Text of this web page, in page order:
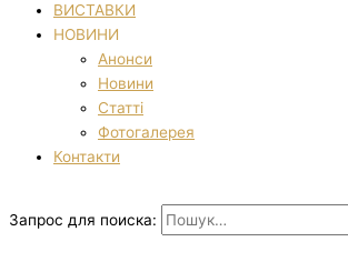
ВИСТАВКИ
НОВИНИ
Анонси
Новини
Статті
Фотогалерея
Контакти
Запрос для поиска: